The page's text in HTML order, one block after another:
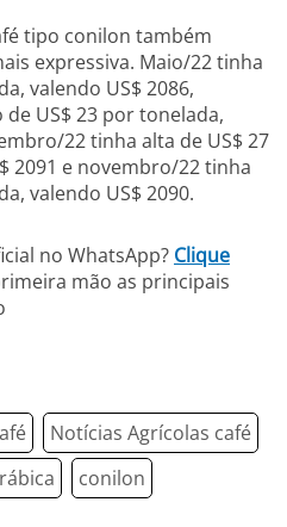
tipo conilon também
expressiva. Maio/22 tinha
valendo US$ 2086,
US$ 23 por tonelada,
22 tinha alta de US$ 27
2091 e novembro/22 tinha
valendo US$ 2090.
no WhatsApp? Clique
mão as principais
Notícias Agrícolas café
conilon